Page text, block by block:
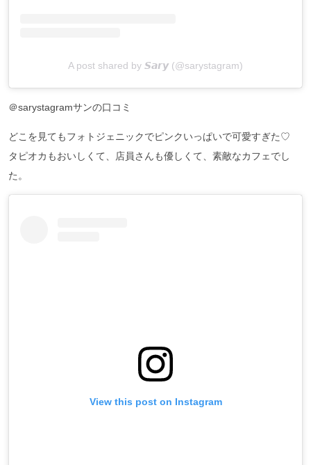
A post shared by 𝙎𝙖𝙧𝙮 (@sarystagram)
＠sarystagramサンの口コミ
どこを見てもフォトジェニックでピンクいっぱいで可愛すぎた♡
タピオカもおいしくて、店員さんも優しくて、素敵なカフェでし
た。
View this post on Instagram